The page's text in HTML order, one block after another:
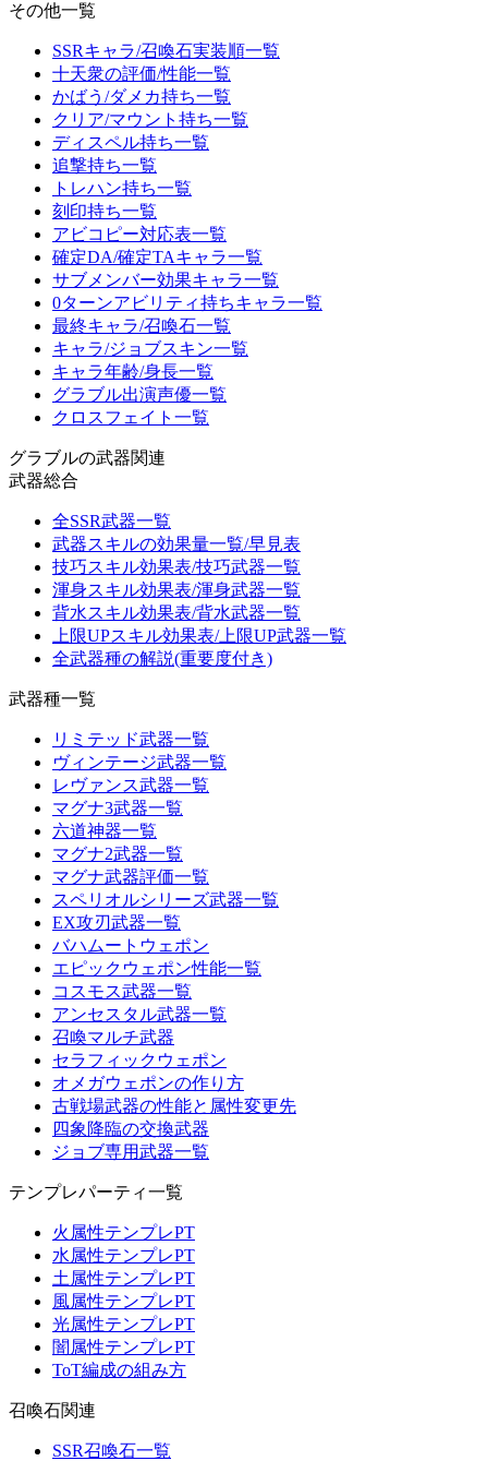
その他一覧
SSRキャラ/召喚石実装順一覧
十天衆の評価/性能一覧
かばう/ダメカ持ち一覧
クリア/マウント持ち一覧
ディスペル持ち一覧
追撃持ち一覧
トレハン持ち一覧
刻印持ち一覧
アビコピー対応表一覧
確定DA/確定TAキャラ一覧
サブメンバー効果キャラ一覧
0ターンアビリティ持ちキャラ一覧
最終キャラ/召喚石一覧
キャラ/ジョブスキン一覧
キャラ年齢/身長一覧
グラブル出演声優一覧
クロスフェイト一覧
グラブルの武器関連
武器総合
全SSR武器一覧
武器スキルの効果量一覧/早見表
技巧スキル効果表/技巧武器一覧
渾身スキル効果表/渾身武器一覧
背水スキル効果表/背水武器一覧
上限UPスキル効果表/上限UP武器一覧
全武器種の解説(重要度付き)
武器種一覧
リミテッド武器一覧
ヴィンテージ武器一覧
レヴァンス武器一覧
マグナ3武器一覧
六道神器一覧
マグナ2武器一覧
マグナ武器評価一覧
スペリオルシリーズ武器一覧
EX攻刃武器一覧
バハムートウェポン
エピックウェポン性能一覧
コスモス武器一覧
アンセスタル武器一覧
召喚マルチ武器
セラフィックウェポン
オメガウェポンの作り方
古戦場武器の性能と属性変更先
四象降臨の交換武器
ジョブ専用武器一覧
テンプレパーティ一覧
火属性テンプレPT
水属性テンプレPT
土属性テンプレPT
風属性テンプレPT
光属性テンプレPT
闇属性テンプレPT
ToT編成の組み方
召喚石関連
SSR召喚石一覧